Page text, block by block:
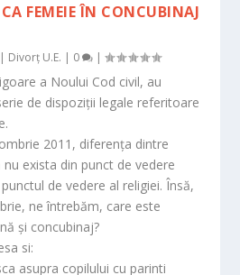
FEMEIE ÎN CONCUBINAJ
Divorț U.E. | 0 |
a Noului Cod civil, au
de dispoziții legale referitoare
2011, diferența dintre
exista din punct de vedere
de vedere al religiei. Însă,
ne întrebăm, care este
și concubinaj?
si:
asupra copilului cu parinti